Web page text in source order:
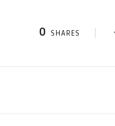
0 SHARES